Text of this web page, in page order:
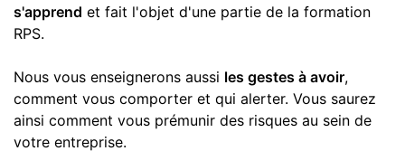
s'apprend et fait l'objet d'une partie de la formation
RPS.
Nous vous enseignerons aussi les gestes à avoir,
comment vous comporter et qui alerter. Vous saurez
ainsi comment vous prémunir des risques au sein de
votre entreprise.